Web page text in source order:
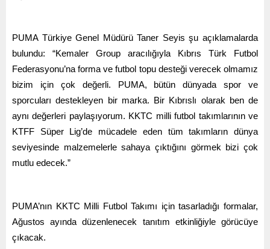
PUMA Türkiye Genel Müdürü Taner Seyis şu açıklamalarda
bulundu: “Kemaler Group aracılığıyla Kıbrıs Türk Futbol
Federasyonu’na forma ve futbol topu desteği verecek olmamız
bizim için çok değerli. PUMA, bütün dünyada spor ve
sporcuları destekleyen bir marka. Bir Kıbrıslı olarak ben de
aynı değerleri paylaşıyorum. KKTC milli futbol takımlarının ve
KTFF Süper Lig’de mücadele eden tüm takımların dünya
seviyesinde malzemelerle sahaya çıktığını görmek bizi çok
mutlu edecek.”
PUMA’nın KKTC Milli Futbol Takımı için tasarladığı formalar,
Ağustos ayında düzenlenecek tanıtım etkinliğiyle görücüye
çıkacak.